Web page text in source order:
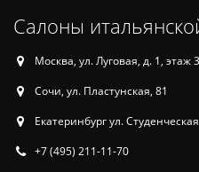
Салоны
Москва, ул. Луговая, д. 1, этаж
Сочи, ул. Пластунская, 81
Екатеринбург ул.
+7 (495) 211-11-70